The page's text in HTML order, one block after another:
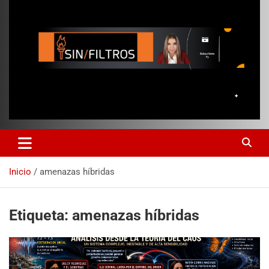
Inicio amenazas híbridas
Etiqueta: amenazas híbridas